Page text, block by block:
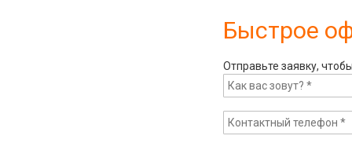
Быстрое
Отправьте заявку,